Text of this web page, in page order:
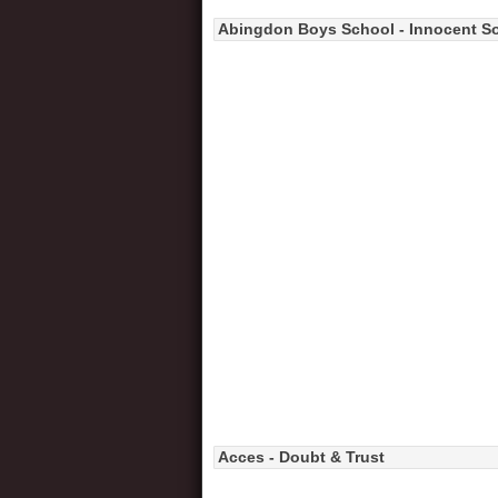
Abingdon Boys School - Innocent
Acces - Doubt & Trust